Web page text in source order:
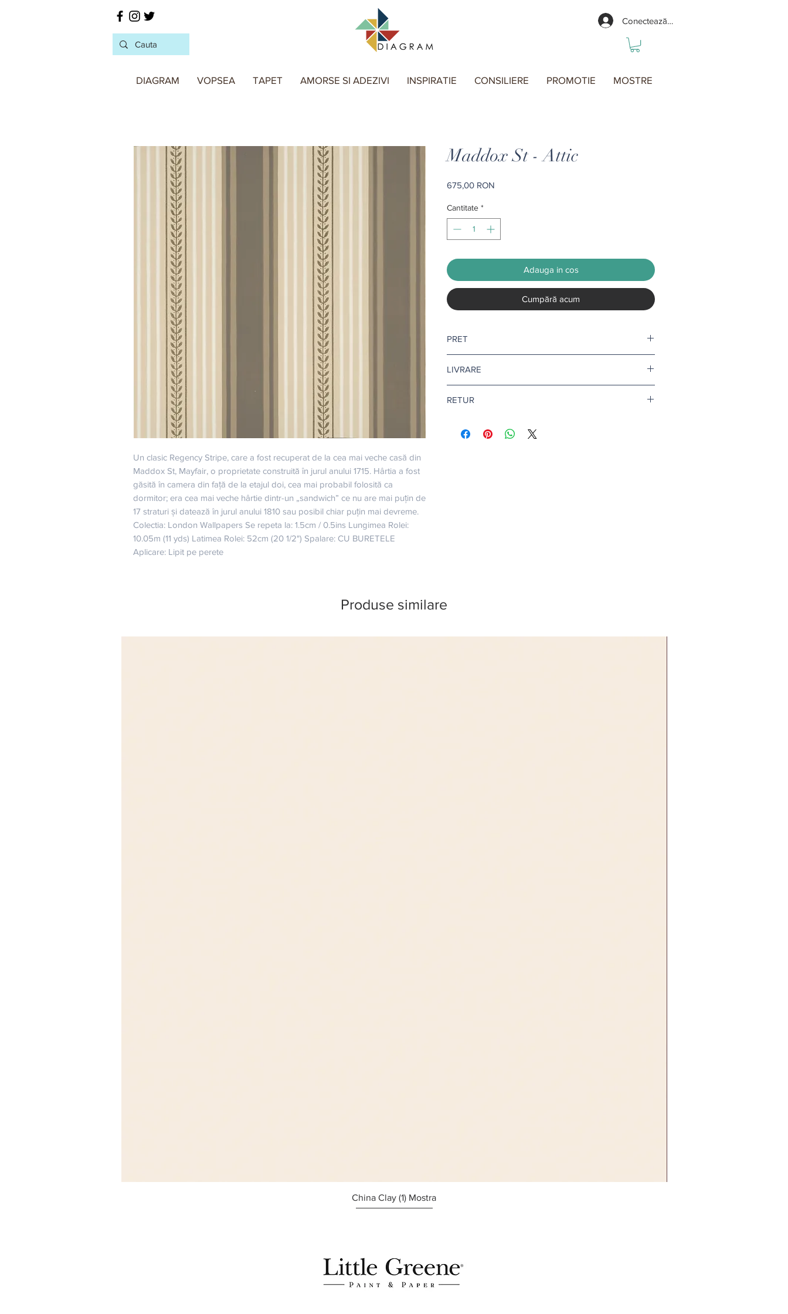
Conectează-te
DIAGRAM VOPSEA TAPET AMORSE SI ADEZIVI INSPIRATIE CONSILIERE PROMOTIE MOSTRE
Un clasic Regency Stripe, care a fost recuperat de la cea mai veche casă din
Maddox St, Mayfair, o proprietate construită în jurul anului 1715. Hârtia a fost
găsită în camera din față de la etajul doi, cea mai probabil folosită ca
dormitor; era cea mai veche hârtie dintr-un „sandwich” ce nu are mai puțin de
17 straturi și datează în jurul anului 1810 sau posibil chiar puțin mai devreme.
Colectia: London Wallpapers Se repeta la: 1.5cm / 0.5ins Lungimea Rolei:
10.05m (11 yds) Latimea Rolei: 52cm (20 1/2") Spalare: CU BURETELE
Aplicare: Lipit pe perete
Maddox St - Attic
675,00 RON
Cantitate *
Adauga in cos
Cumpără acum
PRET
LIVRARE
Pentru tapet si adeziv tapet, termenul de livrare este de
Citeste mai multeaici
RETUR
Afla mai multe
aici
Produse similare
Afișare rapidă
China Clay (1) Mostra